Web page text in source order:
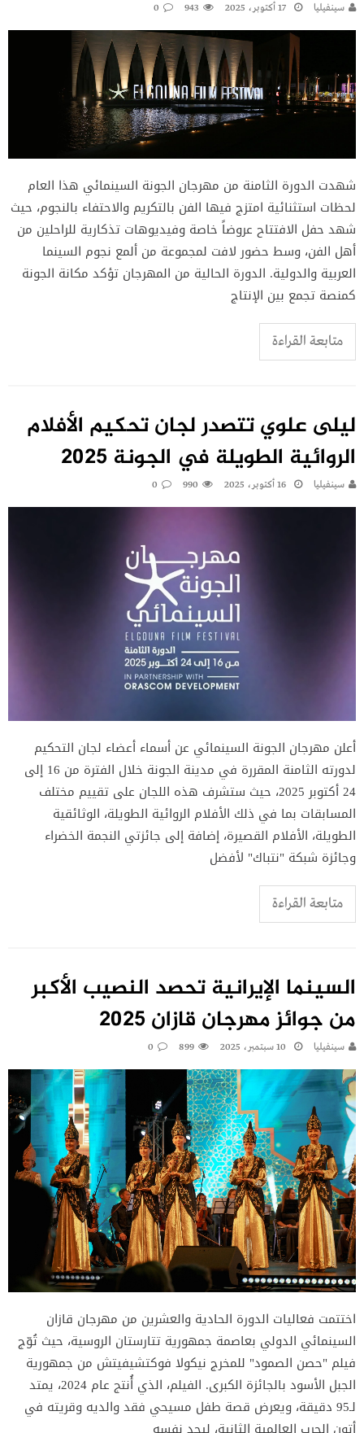
سينفيليا 17 أكتوبر، 2025 943
0
شهدت الدورة الثامنة من مهرجان الجونة السينمائي هذا العام
لحظات استثنائية امتزج فيها الفن بالتكريم والاحتفاء بالنجوم، حيث
شهد حفل الافتتاح عروضاً خاصة وفيديوهات تذكارية للراحلين من
أهل الفن، وسط حضور لافت لمجموعة من ألمع نجوم السينما
العربية والدولية. الدورة الحالية من المهرجان تؤكد مكانة الجونة
كمنصة تجمع بين الإنتاج
متابعة القراءة
ليلى علوي تتصدر لجان تحكيم الأفلام
الروائية الطويلة في الجونة 2025
سينفيليا 16 أكتوبر، 2025 990
0
أعلن مهرجان الجونة السينمائي عن أسماء أعضاء لجان التحكيم
لدورته الثامنة المقررة في مدينة الجونة خلال الفترة من 16 إلى
24 أكتوبر 2025، حيث ستشرف هذه اللجان على تقييم مختلف
المسابقات بما في ذلك الأفلام الروائية الطويلة، الوثائقية
الطويلة، الأفلام القصيرة، إضافة إلى جائزتي النجمة الخضراء
وجائزة شبكة "نتباك" لأفضل
متابعة القراءة
السينما الإيرانية تحصد النصيب الأكبر
من جوائز مهرجان قازان 2025
سينفيليا 10 سبتمبر، 2025 899
0
اختتمت فعاليات الدورة الحادية والعشرين من مهرجان قازان
السينمائي الدولي بعاصمة جمهورية تتارستان الروسية، حيث تُوّج
فيلم "حصن الصمود" للمخرج نيكولا فوكتشيفيتش من جمهورية
الجبل الأسود بالجائزة الكبرى. الفيلم، الذي أُنتج عام 2024، يمتد
لـ95 دقيقة، ويعرض قصة طفل مسيحي فقد والديه وقريته في